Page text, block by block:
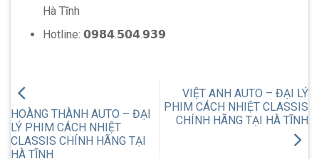
Hà Tĩnh
Hotline: 𝟬𝟵𝟴𝟰.𝟱𝟬𝟰.𝟵𝟯𝟵
HOÀNG THÀNH AUTO – ĐẠI
LÝ PHIM CÁCH NHIỆT
CLASSIS CHÍNH HÃNG TẠI
HÀ TĨNH
VIỆT ANH AUTO – ĐẠI LÝ
PHIM CÁCH NHIỆT CLASSIS
CHÍNH HÃNG TẠI HÀ TĨNH